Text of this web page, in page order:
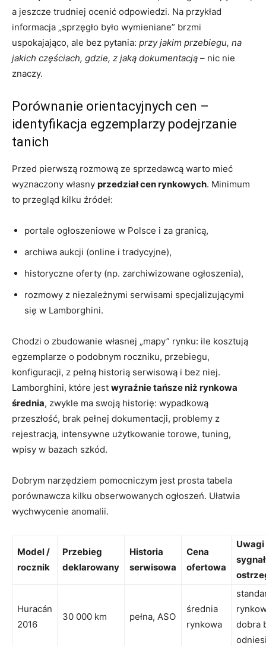
a jeszcze trudniej ocenić odpowiedzi. Na przykład
informacja „sprzęgło było wymieniane” brzmi
uspokajająco, ale bez pytania: przy jakim przebiegu, na
jakich częściach, gdzie, z jaką dokumentacją – nic nie
znaczy.
Porównanie orientacyjnych cen –
identyfikacja egzemplarzy podejrzanie
tanich
Przed pierwszą rozmową ze sprzedawcą warto mieć
wyznaczony własny przedział cen rynkowych. Minimum
to przegląd kilku źródeł:
portale ogłoszeniowe w Polsce i za granicą,
archiwa aukcji (online i tradycyjne),
historyczne oferty (np. zarchiwizowane ogłoszenia),
rozmowy z niezależnymi serwisami specjalizującymi
się w Lamborghini.
Chodzi o zbudowanie własnej „mapy” rynku: ile kosztują
egzemplarze o podobnym roczniku, przebiegu,
konfiguracji, z pełną historią serwisową i bez niej.
Lamborghini, które jest wyraźnie tańsze niż rynkowa
średnia, zwykle ma swoją historię: wypadkową
przeszłość, brak pełnej dokumentacji, problemy z
rejestracją, intensywne użytkowanie torowe, tuning,
wpisy w bazach szkód.
Dobrym narzędziem pomocniczym jest prosta tabela
porównawcza kilku obserwowanych ogłoszeń. Ułatwia
wychwycenie anomalii.
Model /
rocznik
Przebieg
deklarowany
Historia
serwisowa
Cena
ofertowa
Uwagi
Huracán
2016
30 000 km pełna, ASO
średnia
rynkowa
dobra